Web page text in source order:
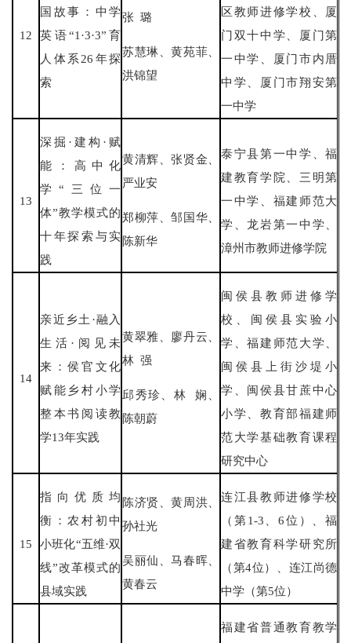
12
国故事：中学
英语“1·3·3”育
人体系26年探
索
张 璐
苏慧琳、黄苑菲、
洪锦望
区教师进修学校、厦
门双十中学、厦门第
一中学、厦门市内厝
中学、厦门市翔安第
一中学
13
深掘·建构·赋
能：高中化
学“三位一
体”教学模式的
十年探索与实
践
黄清辉、张贤金、
严业安
郑柳萍、邹国华、
陈新华
泰宁县第一中学、福
建教育学院、三明第
一中学、福建师范大
学、龙岩第一中学、
漳州市教师进修学院
14
亲近乡土·融入
生活·阅见未
来：侯官文化
赋能乡村小学
整本书阅读教
学13年实践
黄翠雅、廖丹云、
林 强
邱秀珍、林 娴、
陈朝蔚
闽侯县教师进修学
校、闽侯县实验小
学、福建师范大学、
闽侯县上街沙堤小
学、闽侯县甘蔗中心
小学、教育部福建师
范大学基础教育课程
研究中心
15
指向优质均
衡：农村初中
小班化“五维·双
线”改革模式的
县域实践
陈济贤、黄周洪、
孙社光
吴丽仙、马春晖、
黄春云
连江县教师进修学校
（第1-3、6位）、福
建省教育科学研究所
（第4位）、连江尚德
中学（第5位）
福建省普通教育教学